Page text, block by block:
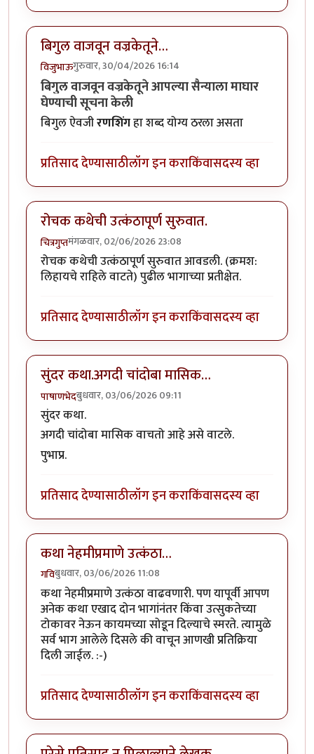
बिगुल वाजवून वज्रकेतूने…
विजुभाऊगुरुवार, 30/04/2026 16:14
बिगुल वाजवून वज्रकेतूने आपल्या सैन्याला माघार
घेण्याची सूचना केली
बिगुल ऐवजीरणशिंगहा शब्द योग्य ठरला असता
प्रतिसाद देण्यासाठीलॉग इन कराकिंवासदस्य व्हा
रोचक कथेची उत्कंठापूर्ण सुरुवात.
चित्रगुप्तमंगळवार, 02/06/2026 23:08
रोचक कथेची उत्कंठापूर्ण सुरुवात आवडली. (क्रमश:
लिहायचे राहिले वाटते) पुढील भागाच्या प्रतीक्षेत.
प्रतिसाद देण्यासाठीलॉग इन कराकिंवासदस्य व्हा
सुंदर कथा.अगदी चांदोबा मासिक…
पाषाणभेदबुधवार, 03/06/2026 09:11
सुंदर कथा.
अगदी चांदोबा मासिक वाचतो आहे असे वाटले.
पुभाप्र.
प्रतिसाद देण्यासाठीलॉग इन कराकिंवासदस्य व्हा
कथा नेहमीप्रमाणे उत्कंठा…
गविबुधवार, 03/06/2026 11:08
कथा नेहमीप्रमाणे उत्कंठा वाढवणारी. पण यापूर्वी आपण
अनेक कथा एखाद दोन भागांनंतर किंवा उत्सुकतेच्या
टोकावर नेऊन कायमच्या सोडून दिल्याचे स्मरते. त्यामुळे
सर्व भाग आलेले दिसले की वाचून आणखी प्रतिक्रिया
दिली जाईल. :-)
प्रतिसाद देण्यासाठीलॉग इन कराकिंवासदस्य व्हा